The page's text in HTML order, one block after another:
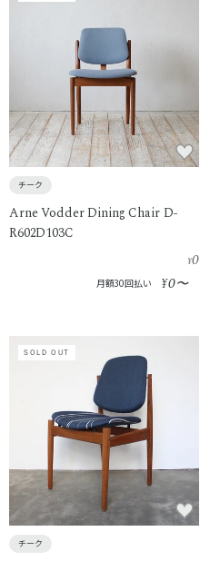
チーク
Arne Vodder Dining Chair D-
R602D103C
¥0
月額30回払い ¥0〜
SOLD OUT
チーク